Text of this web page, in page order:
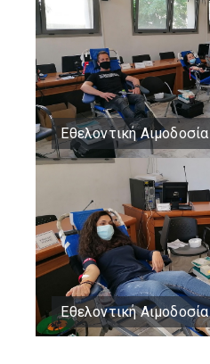
Εθελοντική Αιμοδοσία
Εθελοντική Αιμοδοσία